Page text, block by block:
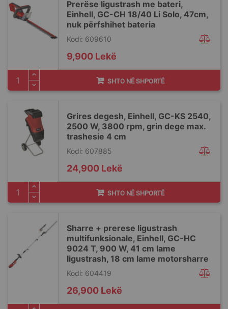
Prerëse ligustrash me bateri,
Einhell, GC-CH 18/40 Li Solo, 47cm,
nuk përfshihet bateria
Kodi: 609610
9,900 Lekë
SHTO NË SHPORTË
Grires degesh, Einhell, GC-KS 2540,
2500 W, 3800 rpm, grin dege max.
trashesie 4 cm
Kodi: 607885
24,900 Lekë
SHTO NË SHPORTË
Sharre + prerese ligustrash
multifunksionale, Einhell, GC-HC
9024 T, 900 W, 41 cm lame
ligustrash, 18 cm lame motorsharre
Kodi: 604419
26,900 Lekë